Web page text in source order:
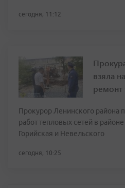
сегодня, 11:12
взяла
ремонт
Прокурор Ленинского района
работ тепловых сетей в
Горийская и Невельского
сегодня, 10:25